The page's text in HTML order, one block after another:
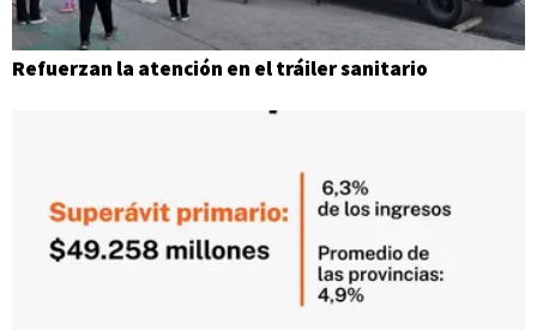
Refuerzan la atención en el tráiler sanitario